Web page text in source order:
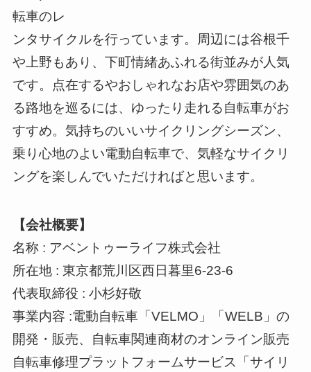
転車のレ
ンタサイクルを行っています。周辺には谷根千
や上野もあり、下町情緒あふれる街並みが人気
です。点在するやおしゃれなお店や雰囲気のあ
る路地を巡るには、ゆったり走れる自転車がお
すすめ。気持ちのいいサイクリングシーズン、
乗り心地のよい電動自転車で、気軽なサイクリ
ングを楽しんでいただければと思います。
【会社概要】
名称 : アベントゥーライフ株式会社
所在地 : 東京都荒川区西日暮里6-23-6
代表取締役 : 小杉好敬
事業内容 :電動自転車「VELMO」「WELB」の
開発・販売、自転車関連商材のオンライン販売
自転車修理プラットフォームサービス「サイリ